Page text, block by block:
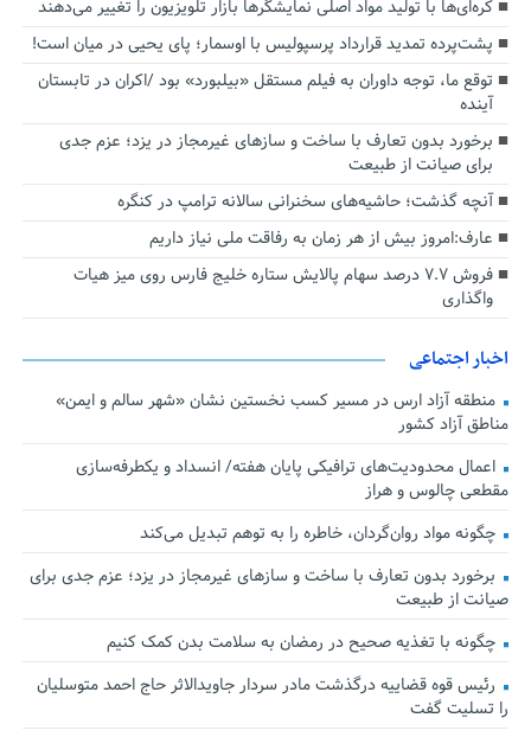
کره‌ای‌ها با تولید مواد اصلی نمایشگرها بازار تلویزیون را تغییر می‌دهند
پشت‌پرده تمدید قرارداد پرسپولیس با اوسمار؛ پای یحیی در میان است!
توقع ما، توجه داوران به فیلم مستقل «بیلبورد» بود /اکران در تابستان
آینده
برخورد بدون تعارف با ساخت‌ و سازهای غیرمجاز در یزد؛ عزم جدی
برای صیانت از طبیعت
آنچه گذشت؛ حاشیه‌های سخنرانی سالانه ترامپ در کنگره
عارف:امروز بیش از هر زمان به رفاقت ملی نیاز داریم
فروش ۷.۷ درصد سهام پالایش ستاره خلیج فارس روی میز هیات
واگذاری
اخبار اجتماعی
منطقه آزاد ارس در مسیر کسب نخستین نشان «شهر سالم و ایمن»
مناطق آزاد کشور
اعمال محدودیت‌های ترافیکی پایان هفته/ انسداد و یکطرفه‌سازی
مقطعی چالوس و هراز
چگونه مواد روان‌گردان، خاطره را به توهم تبدیل می‌کند
برخورد بدون تعارف با ساخت‌ و سازهای غیرمجاز در یزد؛ عزم جدی برای
صیانت از طبیعت
چگونه با تغذیه صحیح در رمضان به سلامت بدن کمک کنیم
رئیس قوه قضاییه درگذشت مادر سردار جاویدالاثر حاج احمد متوسلیان
را تسلیت گفت